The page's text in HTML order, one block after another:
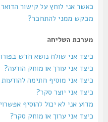
כאשר אני לוחץ על קישור הדואר
מבקש ממני להתחבר?
מערכת השליחה
כיצד אני שולח נושא חדש בפורום?
כיצד אני עורך או מוחק הודעה?
כיצד אני מוסיף חתימה להודעות שלי?
כיצד אני יוצר סקר?
מדוע אני לא יכול להוסיף אפשרויות
כיצד אני ערוך או מוחק סקר?